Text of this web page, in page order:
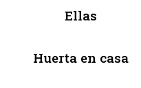
Ellas
Huerta en casa